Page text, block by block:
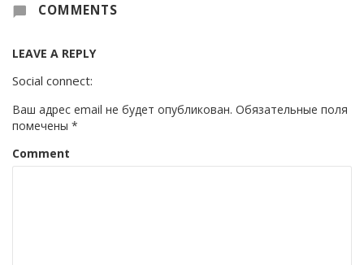
COMMENTS
LEAVE A REPLY
Social connect:
Ваш адрес email не будет опубликован. Обязательные поля
помечены *
Comment